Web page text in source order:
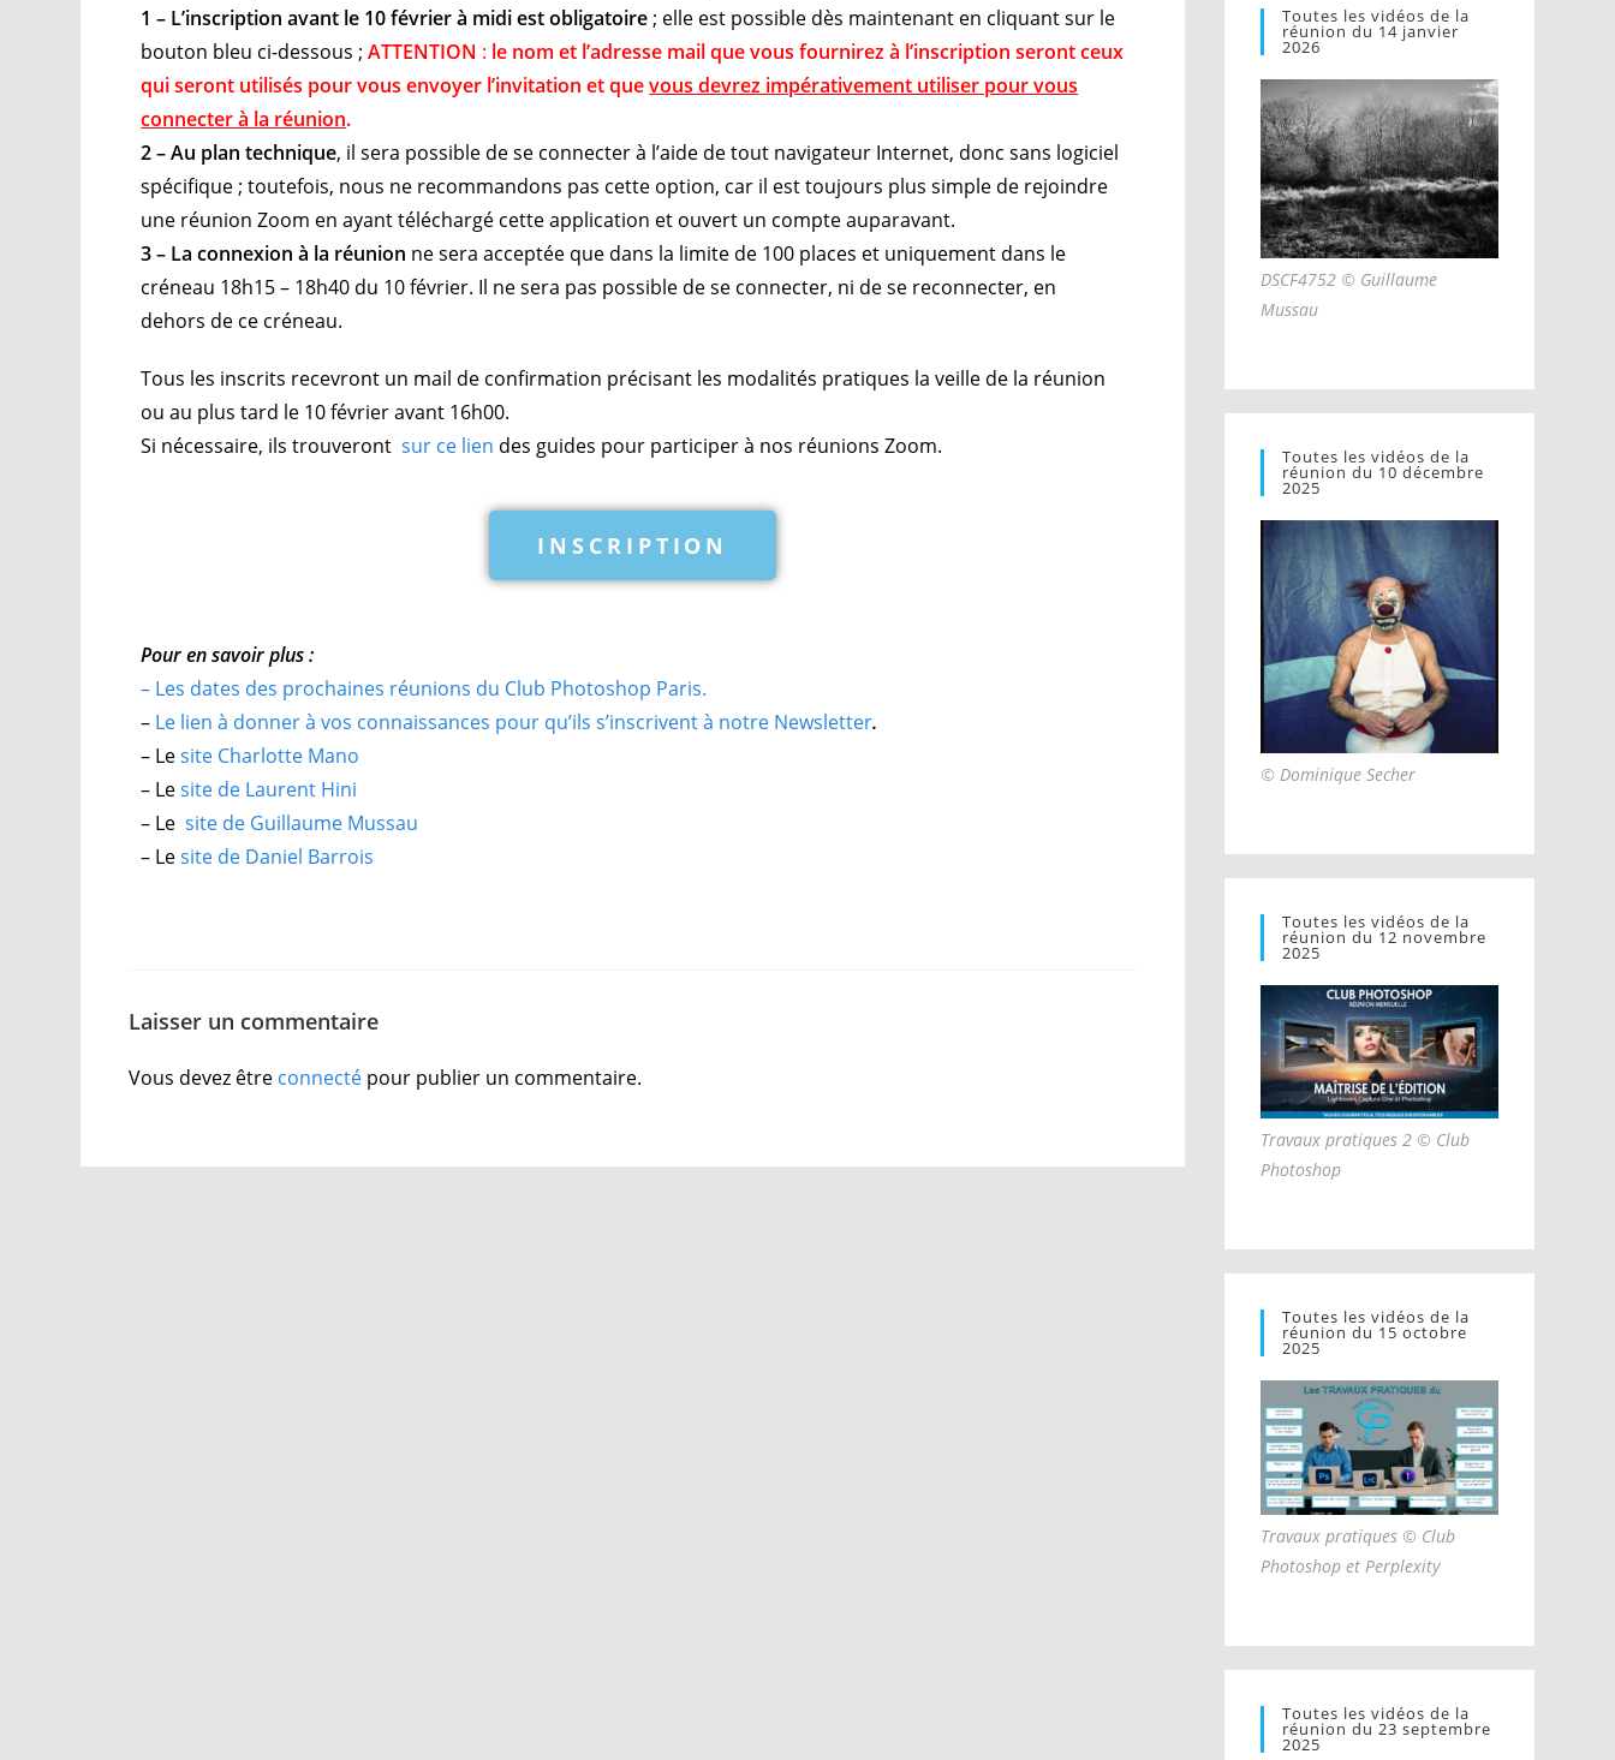
1 – L’inscription avant le 10 février à midi est obligatoire ; elle est possible dès maintenant en cliquant sur le
bouton bleu ci-dessous ;ATTENTION : le nom et l’adresse mail que vous fournirez à l’inscription seront ceux
qui seront utilisés pour vous envoyer l’invitation et quevous devrez impérativement utiliser pour vous
connecter à la réunion.
2 – Au plan technique, il sera possible de se connecter à l’aide de tout navigateur Internet, donc sans logiciel
spécifique ; toutefois, nous ne recommandons pas cette option, car il est toujours plus simple de rejoindre
une réunion Zoom en ayant téléchargé cette application et ouvert un compte auparavant.
3 – La connexion à la réunion ne sera acceptée que dans la limite de 100 places et uniquement dans le
créneau 18h15 – 18h40 du 10 février. Il ne sera pas possible de se connecter, ni de se reconnecter, en
dehors de ce créneau.
Tous les inscrits recevront un mail de confirmation précisant les modalités pratiques la veille de la réunion
ou au plus tard le 10 février avant 16h00.
Si nécessaire, ils trouverontsur ce lien des guides pour participer à nos réunions Zoom.
INSCRIPTION
Pour en savoir plus :
– Les dates des prochaines réunions du Club Photoshop Paris.
– Le lien à donner à vos connaissances pour qu’ils s’inscrivent à notre Newsletter.
– Lesite Charlotte Mano
– Lesite de Laurent Hini
– Lesite de Guillaume Mussau
– Lesite de Daniel Barrois
Laisser un commentaire
Vous devez être connecté pour publier un commentaire.
Toutes les vidéos de la
réunion du 14 janvier
2026
DSCF4752 © Guillaume
Mussau
Toutes les vidéos de la
réunion du 10 décembre
2025
© Dominique Secher
Toutes les vidéos de la
réunion du 12 novembre
2025
Travaux pratiques 2 © Club
Photoshop
Toutes les vidéos de la
réunion du 15 octobre
2025
Travaux pratiques © Club
Photoshop et Perplexity
Toutes les vidéos de la
réunion du 23 septembre
2025